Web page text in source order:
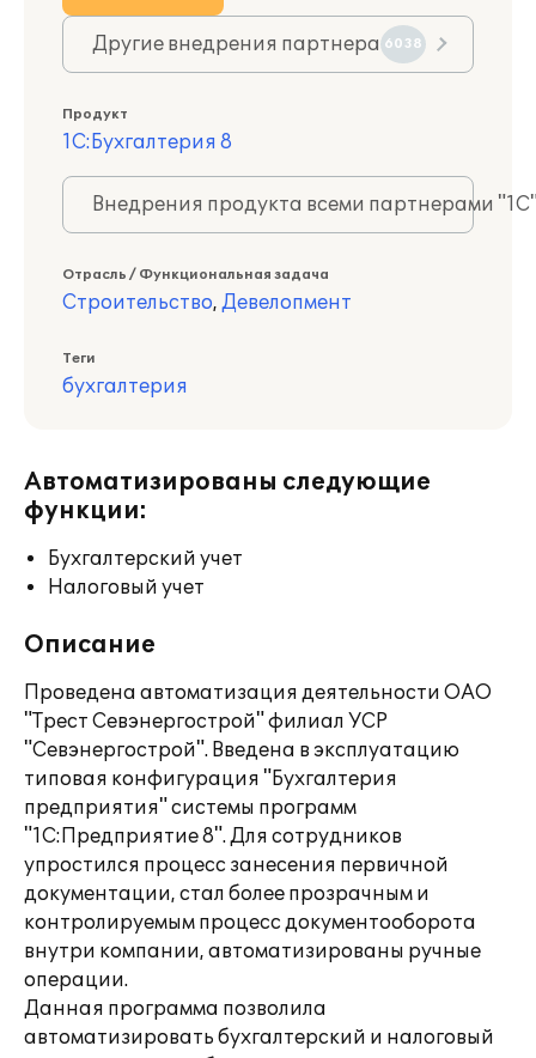
Другие внедрения партнера 6038
Продукт
1С:Бухгалтерия 8
Внедрения продукта всеми партнерами
Отрасль / Функциональная задача
Строительство, Девелопмент
Теги
бухгалтерия
Автоматизированы следующие
функции:
Бухгалтерский учет
Налоговый учет
Описание
Проведена автоматизация деятельности ОАО
"Трест Севэнергострой" филиал УСР
"Севэнергострой". Введена в эксплуатацию
типовая конфигурация "Бухгалтерия
предприятия" системы программ
"1С:Предприятие 8". Для сотрудников
упростился процесс занесения первичной
документации, стал более прозрачным и
контролируемым процесс документооборота
внутри компании, автоматизированы ручные
операции.
Данная программа позволила
автоматизировать бухгалтерский и налоговый